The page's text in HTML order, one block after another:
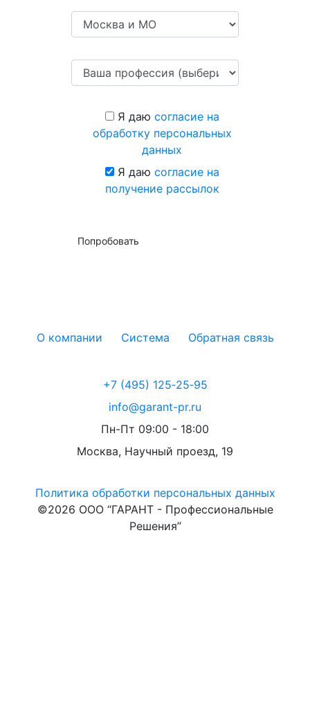
Я даю согласие на
обработку персональных
данных
Я даю согласие на
получение рассылок
Попробовать
О компании Система Обратная связь
+7 (495) 125‑25‑95
info@garant-pr.ru
Пн-Пт 09:00 - 18:00
Москва, Научный проезд, 19
Политика обработки персональных данных
©2026 ООО “ГАРАНТ - Профессиональные
Решения”